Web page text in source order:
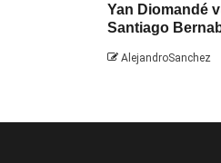
Yan Diomandé
Santiago
AlejandroSanchez